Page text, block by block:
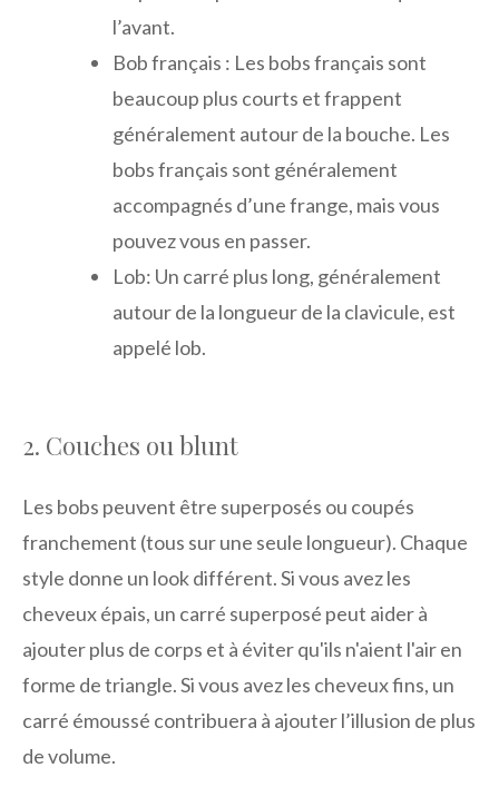
l’avant.
Bob français : Les bobs français sont
beaucoup plus courts et frappent
généralement autour de la bouche. Les
bobs français sont généralement
accompagnés d’une frange, mais vous
pouvez vous en passer.
Lob: Un carré plus long, généralement
autour de la longueur de la clavicule, est
appelé lob.
2. Couches ou blunt
Les bobs peuvent être superposés ou coupés
franchement (tous sur une seule longueur). Chaque
style donne un look différent. Si vous avez les
cheveux épais, un carré superposé peut aider à
ajouter plus de corps et à éviter qu'ils n'aient l'air en
forme de triangle. Si vous avez les cheveux fins, un
carré émoussé contribuera à ajouter l’illusion de plus
de volume.